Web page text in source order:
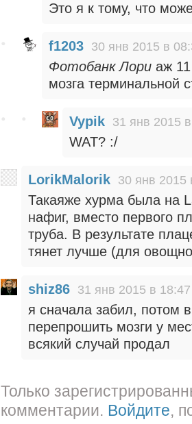
Это я к тому, что
f1203 30 янв 2015 в
Фотобанк Лори аж
мозга терминальной
Vypik 31 янв 2015
WAT? :/
LorikMalorik 30 янв 2015
Такаяже хурма была на
нафиг, вместо первого
труба. В результате
тянет лучше (для
shiz86 31 янв 2015 в 18:47
я сначала забил, потом
перепрошить мозги у
всякий случай продал
Только
комментарии. Войдите,